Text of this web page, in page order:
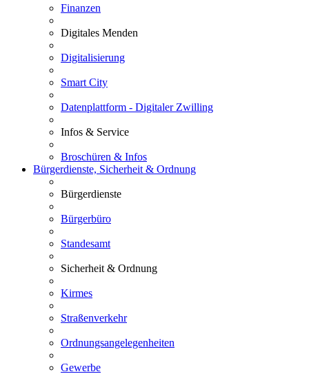
Finanzen
Digitales Menden
Digitalisierung
Smart City
Datenplattform - Digitaler Zwilling
Infos & Service
Broschüren & Infos
Bürgerdienste, Sicherheit & Ordnung
Bürgerdienste
Bürgerbüro
Standesamt
Sicherheit & Ordnung
Kirmes
Straßenverkehr
Ordnungsangelegenheiten
Gewerbe